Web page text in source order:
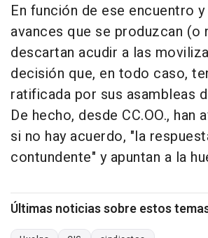
En función de ese encuentro
avances que se produzcan (o
descartan acudir a las
decisión que, en todo caso,
ratificada por sus asambleas
De hecho, desde CC.OO., han
si no hay acuerdo, "la
contundente" y apuntan a la
Últimas noticias sobre estos